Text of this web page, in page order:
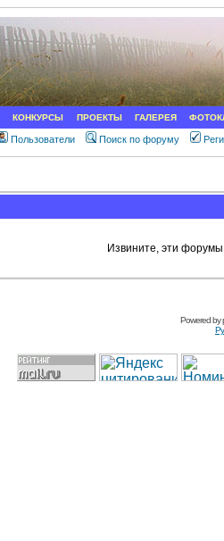
КОНКУРСЫ ПРОЕКТЫ ГАЛЕРЕЯ
Пользователи Поиск по форуму
Извините, эти
Powered by